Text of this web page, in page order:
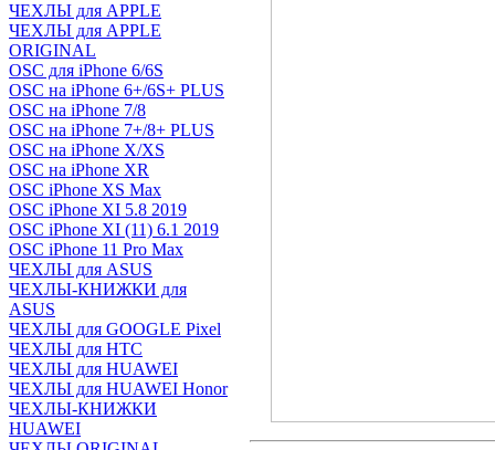
ЧЕХЛЫ для APPLE
ЧЕХЛЫ для APPLE
ORIGINAL
OSC для iPhone 6/6S
OSC на iPhone 6+/6S+ PLUS
OSC на iPhone 7/8
OSC на iPhone 7+/8+ PLUS
OSC на iPhone X/XS
OSC на iPhone XR
OSC iPhone XS Max
OSC iPhone XI 5.8 2019
OSC iPhone XI (11) 6.1 2019
OSC iPhone 11 Pro Max
ЧЕХЛЫ для ASUS
ЧЕХЛЫ-КНИЖКИ для
ASUS
ЧЕХЛЫ для GOOGLE Pixel
ЧЕХЛЫ для HTC
ЧЕХЛЫ для HUAWEI
ЧЕХЛЫ для HUAWEI Honor
ЧЕХЛЫ-КНИЖКИ
HUAWEI